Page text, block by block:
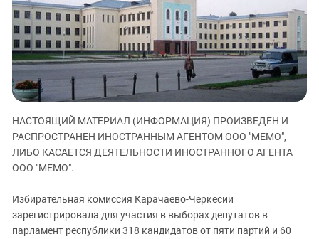
ЗАСТАВЛЯЕТ
КАВКАЗ ЗА ПАЛЕСТИНУ
ИНАКОМЫСЛИЕ В ЧЕЧНЕ
ПРЕСЛЕДОВАНИЕ АКТИВИСТОВ
МОБИЛИЗАЦИЯ И ПРОТЕСТЫ
Дагестан
Ингушетия
Кабардино-Балкария
Калмыкия
Карачаево-Черкесия
Краснодарский край
Российская Федерация
Северная Осетия - Алания
СКФО
НАСТОЯЩИЙ МАТЕРИАЛ (ИНФОРМАЦИЯ) ПРОИЗВЕДЕН И
РАСПРОСТРАНЕН ИНОСТРАННЫМ АГЕНТОМ ООО "МЕМО",
ЛИБО КАСАЕТСЯ ДЕЯТЕЛЬНОСТИ ИНОСТРАННОГО АГЕНТА
ООО "МЕМО".
Избирательная комиссия Карачаево-Черкесии
зарегистрировала для участия в выборах депутатов в
парламент республики 318 кандидатов от пяти партий и 60